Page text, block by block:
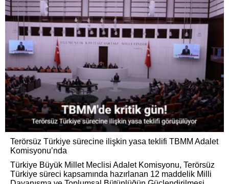
Terörsüz Türkiye sürecine ilişkin yasa teklifi TBMM Adalet
Komisyonu’nda
Türkiye Büyük Millet Meclisi Adalet Komisyonu, Terörsüz
Türkiye süreci kapsamında hazırlanan 12 maddelik Milli